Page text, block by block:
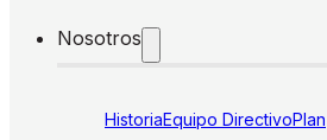
Nosotros
HistoriaEquipo DirectivoPlan